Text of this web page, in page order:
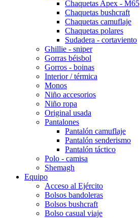
Chaquetas Apex - M65
Chaquetas bushcraft
Chaquetas camuflaje
Chaquetas polares
Sudadera - cortaviento
Ghillie - sniper
Gorras béisbol
Gorros - boinas
Interior / térmica
Monos
Niño accesorios
Niño ropa
Original usada
Pantalones
Pantalón camuflaje
Pantalón senderismo
Pantalón táctico
Polo - camisa
Shemagh
Equipo
Acceso al Ejército
Bolsos bandoleras
Bolsos bushcraft
Bolso casual viaje